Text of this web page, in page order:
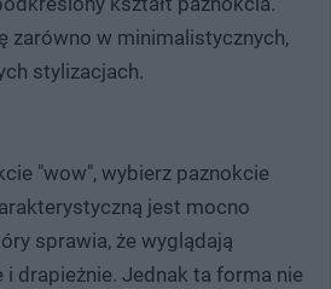
zarówno w minimalistycznych,
stylizacjach.
"wow", wybierz paznokcie
jest mocno
sprawia, że wyglądają
drapieżnie. Jednak ta forma nie